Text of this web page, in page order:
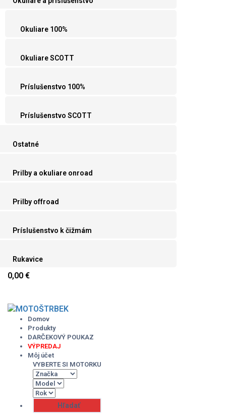
Okuliare 100%
Okuliare SCOTT
Príslušenstvo 100%
Príslušenstvo SCOTT
Ostatné
Prilby a okuliare onroad
Prilby offroad
Príslušenstvo k čižmám
Rukavice
0,00 €
contentDomov
Produkty
DARČEKOVÝ POUKAZ
VÝPREDAJ
Môj účet
VYBERTE SI MOTORKU